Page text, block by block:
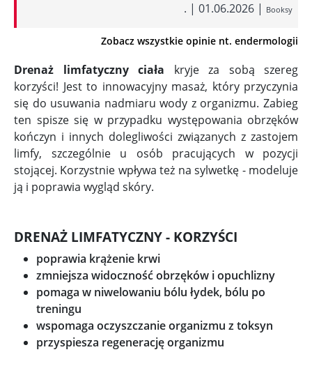
. | 01.06.2026 | Booksy
Zobacz wszystkie opinie nt. endermologii
Drenaż limfatyczny ciała kryje za sobą szereg
korzyści! Jest to innowacyjny masaż, który przyczynia
się do usuwania nadmiaru wody z organizmu. Zabieg
ten spisze się w przypadku występowania obrzęków
kończyn i innych dolegliwości związanych z zastojem
limfy, szczególnie u osób pracujących w pozycji
stojącej. Korzystnie wpływa też na sylwetkę - modeluje
ją i poprawia wygląd skóry.
DRENAŻ LIMFATYCZNY - KORZYŚCI
poprawia krążenie krwi
zmniejsza widoczność obrzęków i opuchlizny
pomaga w niwelowaniu bólu łydek, bólu po
treningu
wspomaga oczyszczanie organizmu z toksyn
przyspiesza regenerację organizmu